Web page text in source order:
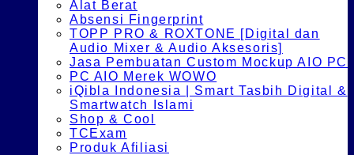
Alat Berat
Absensi Fingerprint
TOPP PRO & ROXTONE [Digital dan
Audio Mixer & Audio Aksesoris]
Jasa Pembuatan Custom Mockup AIO PC
PC AIO Merek WOWO
iQibla Indonesia | Smart Tasbih Digital &
Smartwatch Islami
Shop & Cool
TCExam
Produk Afiliasi